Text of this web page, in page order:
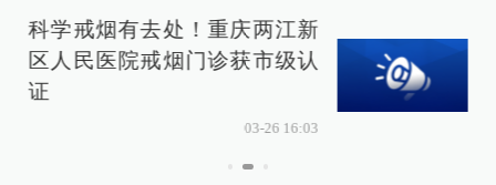
科学戒烟有去处！重庆两江新
区人民医院戒烟门诊获市级认
证
03-26 16:03